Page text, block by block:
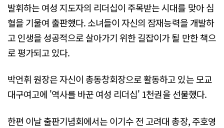
발휘하는 여성 지도자의 리더십이 주목받는 시대를 맞아 심
혈을 기울여 출판했다. 소녀들이 자신의 잠재능력을 개발하
고 인생을 성공적으로 살아가기 위한 길잡이가 될 만한 책으
로 평가되고 있다.
박언휘 원장은 자신이 총동창회장으로 활동하고 있는 모교
대구여고에 '역사를 바꾼 여성 리더십' 1천권을 선물했다.
한편 이날 출판기념회에서는 이기수 전 고려대 총장, 주호영